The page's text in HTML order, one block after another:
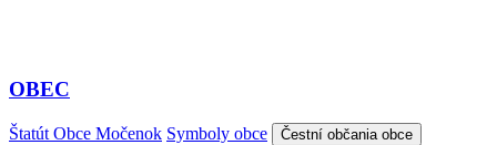
OBEC
Štatút Obce Močenok Symboly obce Čestní občania obce